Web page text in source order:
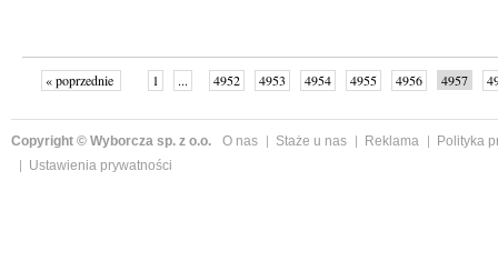
« poprzednie 1 ... 4952 4953 4954 4955 4956 4957
Copyright © Wyborcza sp. z o.o. O nas Staże u nas Reklama
Polityka
Ustawienia prywatności